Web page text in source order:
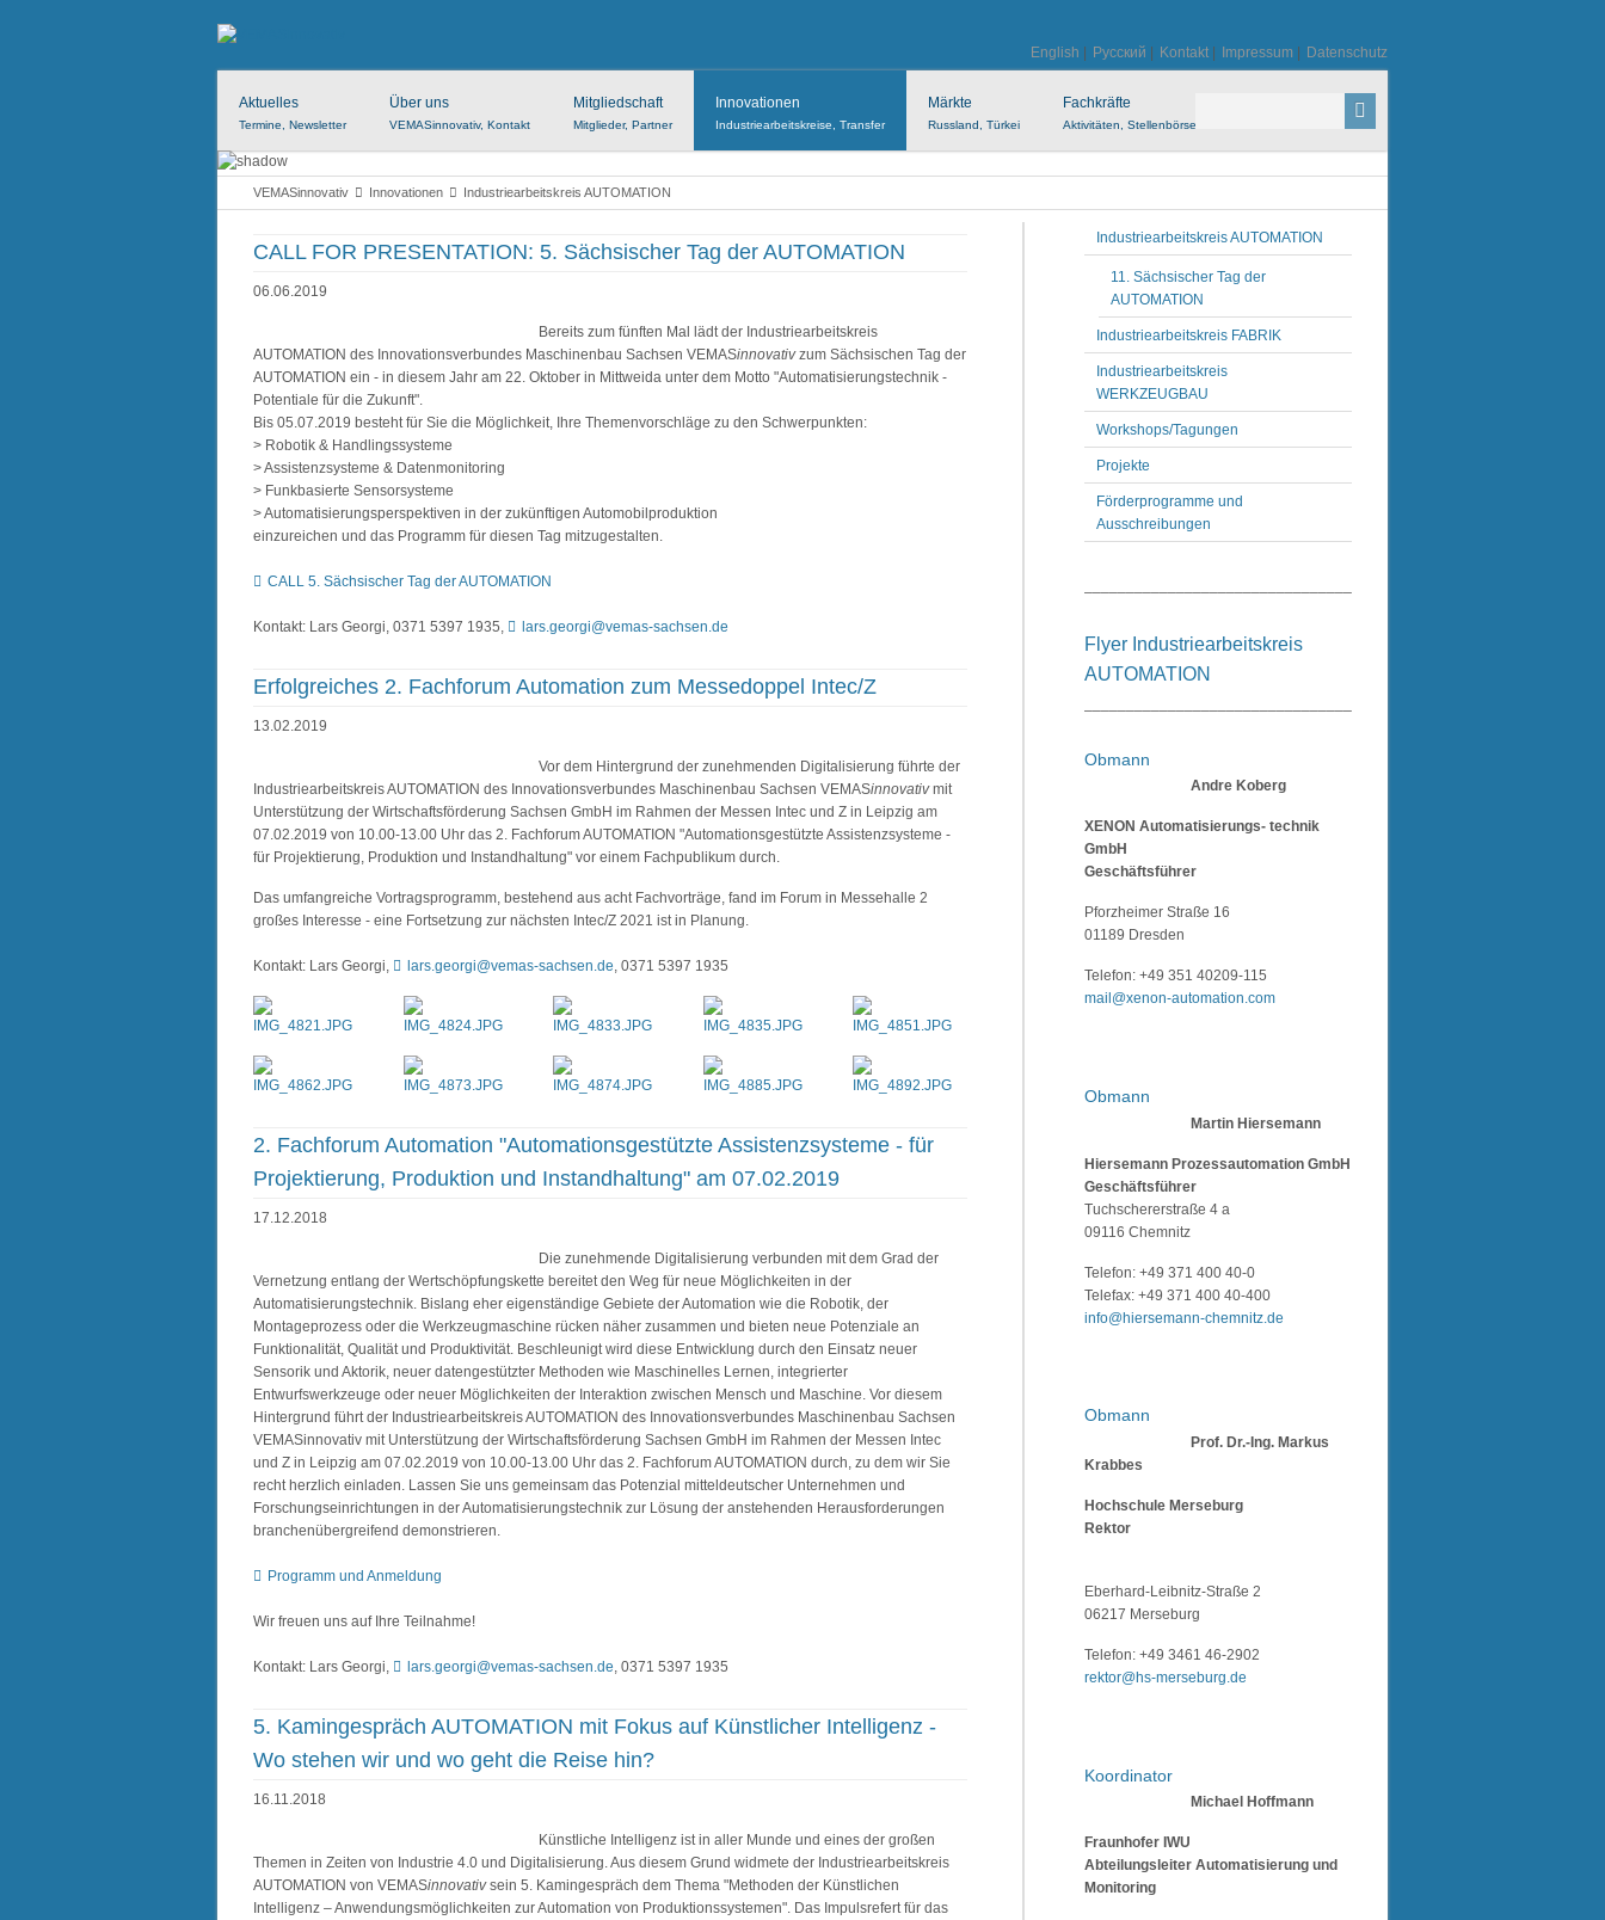
English Русский Kontakt Impressum Datenschutz
Aktuelles
Termine, Newsletter
Über uns
VEMASinnovativ, Kontakt
Mitgliedschaft
Mitglieder, Partner
Innovationen
Industriearbeitskreise, Transfer
Märkte
Russland, Türkei
Fachkräfte
Aktivitäten, Stellenbörse
VEMASinnovativ Innovationen Industriearbeitskreis AUTOMATION
CALL FOR PRESENTATION: 5. Sächsischer Tag der AUTOMATION
06.06.2019
Bereits zum fünften Mal lädt der Industriearbeitskreis
AUTOMATION des Innovationsverbundes Maschinenbau Sachsen VEMASinnovativzum Sächsischen Tag der
AUTOMATION ein - in diesem Jahr am 22. Oktober in Mittweida unter dem Motto "Automatisierungstechnik -
Potentiale für die Zukunft".
Bis 05.07.2019 besteht für Sie die Möglichkeit, Ihre Themenvorschläge zu den Schwerpunkten:
> Robotik & Handlingssysteme
> Assistenzsysteme & Datenmonitoring
> Funkbasierte Sensorsysteme
> Automatisierungsperspektiven in der zukünftigen Automobilproduktion
einzureichen und das Programm für diesen Tag mitzugestalten.
CALL 5. Sächsischer Tag der AUTOMATION
Kontakt: Lars Georgi, 0371 5397 1935, lars.georgi@vemas-sachsen.de
Erfolgreiches 2. Fachforum Automation zum Messedoppel Intec/Z
13.02.2019
Vor dem Hintergrund der zunehmenden Digitalisierung führte der
Industriearbeitskreis AUTOMATION des Innovationsverbundes Maschinenbau Sachsen VEMASinnovativmit
Unterstützung der Wirtschaftsförderung Sachsen GmbH im Rahmen der Messen Intec und Z in Leipzig am
07.02.2019 von 10.00-13.00 Uhr das 2. Fachforum AUTOMATION "Automationsgestützte Assistenzsysteme -
für Projektierung, Produktion und Instandhaltung" vor einem Fachpublikum durch.
Das umfangreiche Vortragsprogramm, bestehend aus acht Fachvorträge, fand im Forum in Messehalle 2
großes Interesse - eine Fortsetzung zur nächsten Intec/Z 2021 ist in Planung.
Kontakt: Lars Georgi, lars.georgi@vemas-sachsen.de, 0371 5397 1935
2. Fachforum Automation "Automationsgestützte Assistenzsysteme - für
Projektierung, Produktion und Instandhaltung" am 07.02.2019
17.12.2018
Die zunehmende Digitalisierung verbunden mit dem Grad der
Vernetzung entlang der Wertschöpfungskette bereitet den Weg für neue Möglichkeiten in der
Automatisierungstechnik. Bislang eher eigenständige Gebiete der Automation wie die Robotik, der
Montageprozess oder die Werkzeugmaschine rücken näher zusammen und bieten neue Potenziale an
Funktionalität, Qualität und Produktivität. Beschleunigt wird diese Entwicklung durch den Einsatz neuer
Sensorik und Aktorik, neuer datengestützter Methoden wie Maschinelles Lernen, integrierter
Entwurfswerkzeuge oder neuer Möglichkeiten der Interaktion zwischen Mensch und Maschine. Vor diesem
Hintergrund führt der Industriearbeitskreis AUTOMATION des Innovationsverbundes Maschinenbau Sachsen
VEMASinnovativ mit Unterstützung der Wirtschaftsförderung Sachsen GmbH im Rahmen der Messen Intec
und Z in Leipzig am 07.02.2019 von 10.00-13.00 Uhr das 2. Fachforum AUTOMATION durch, zu dem wir Sie
recht herzlich einladen. Lassen Sie uns gemeinsam das Potenzial mitteldeutscher Unternehmen und
Forschungseinrichtungen in der Automatisierungstechnik zur Lösung der anstehenden Herausforderungen
branchenübergreifend demonstrieren.
Programm und Anmeldung
Wir freuen uns auf Ihre Teilnahme!
Kontakt: Lars Georgi, lars.georgi@vemas-sachsen.de, 0371 5397 1935
5. Kamingespräch AUTOMATION mit Fokus auf Künstlicher Intelligenz -
Wo stehen wir und wo geht die Reise hin?
16.11.2018
Künstliche Intelligenz ist in aller Munde und eines der großen
Themen in Zeiten von Industrie 4.0 und Digitalisierung. Aus diesem Grund widmete der Industriearbeitskreis
AUTOMATION von VEMASinnovativsein 5. Kamingespräch dem Thema "Methoden der Künstlichen
Intelligenz – Anwendungsmöglichkeiten zur Automation von Produktionssystemen". Das Impulsrefert für das
Industriearbeitskreis AUTOMATION
11. Sächsischer Tag der
AUTOMATION
Industriearbeitskreis FABRIK
Industriearbeitskreis
WERKZEUGBAU
Workshops/Tagungen
Projekte
Förderprogramme und
Ausschreibungen
Flyer Industriearbeitskreis
AUTOMATION
Obmann
Andre Koberg
XENON Automatisierungs- technik
GmbH
Geschäftsführer
Pforzheimer Straße 16
01189 Dresden
Telefon: +49 351 40209-115
mail@xenon-automation.com
Obmann
Martin Hiersemann
Hiersemann Prozessautomation GmbH
Geschäftsführer
Tuchschererstraße 4 a
09116 Chemnitz
Telefon: +49 371 400 40-0
Telefax: +49 371 400 40-400
info@hiersemann-chemnitz.de
Obmann
Prof. Dr.-Ing. Markus
Krabbes
Hochschule Merseburg
Rektor
Eberhard-Leibnitz-Straße 2
06217 Merseburg
Telefon: +49 3461 46-2902
rektor@hs-merseburg.de
Koordinator
Michael Hoffmann
Fraunhofer IWU
Abteilungsleiter Automatisierung und
Monitoring